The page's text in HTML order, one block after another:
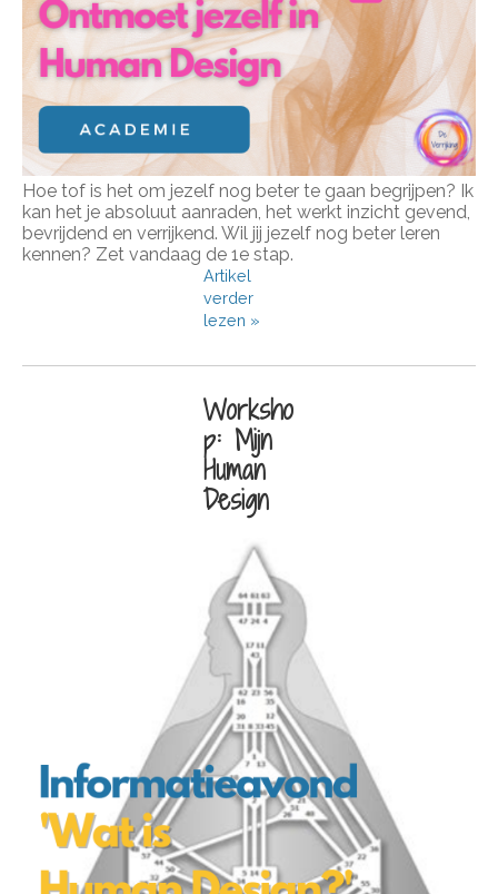
Hoe tof is het om jezelf nog beter te gaan begrijpen? Ik
kan het je absoluut aanraden, het werkt inzicht gevend,
bevrijdend en verrijkend. Wil jij jezelf nog beter leren
kennen? Zet vandaag de 1e stap.
Artikel
verder
lezen »
Worksho
p: Mijn
Human
Design